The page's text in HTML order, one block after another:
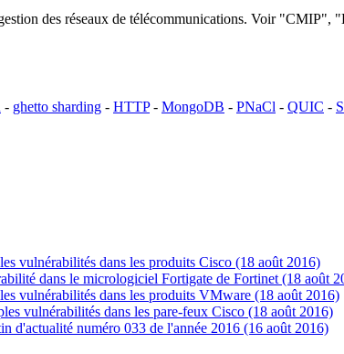
des réseaux de télécommunications. Voir
- ghetto sharding - HTTP- MongoDB - PNaCl - QUIC -
vulnérabilités dans les produits Cisco (18 août 2016)
dans le micrologiciel Fortigate de Fortinet (18 août
vulnérabilités dans les produits VMware (18 août 2016)
vulnérabilités dans les pare-feux Cisco (18 août 2016)
d'actualité numéro 033 de l'année 2016 (16 août 2016)